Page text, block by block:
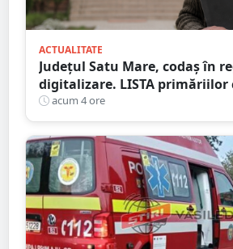
ACTUALITATE
Județul Satu Mare, codaș în
digitalizare. LISTA primăriilor
piardă bani de la buget
acum 4 ore